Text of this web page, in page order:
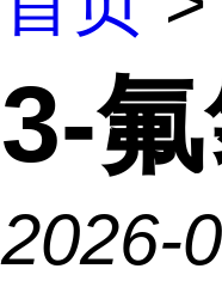
3-
2026-